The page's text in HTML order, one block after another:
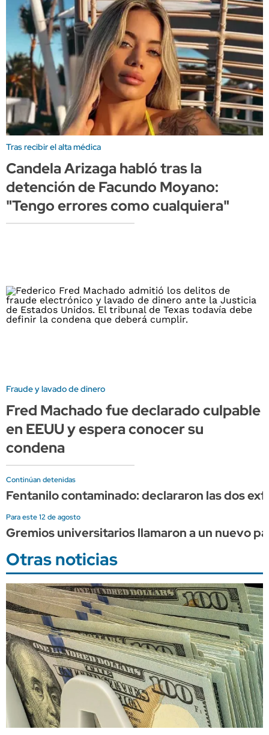
Tras recibir el alta médica
Candela Arizaga habló tras la
detención de Facundo Moyano:
"Tengo errores como cualquiera"
Fraude y lavado de dinero
Fred Machado fue declarado culpable
en EEUU y espera conocer su
condena
Continúan detenidas
Fentanilo contaminado: declararon las dos
Para este 12 de agosto
Gremios universitarios llamaron a un nuevo
Otras noticias